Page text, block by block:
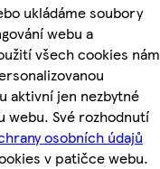
ukládáme soubory
webu a
všech cookies nám
aktivní jen nezbytné
Své rozhodnutí
osobních údajů
v patičce webu.